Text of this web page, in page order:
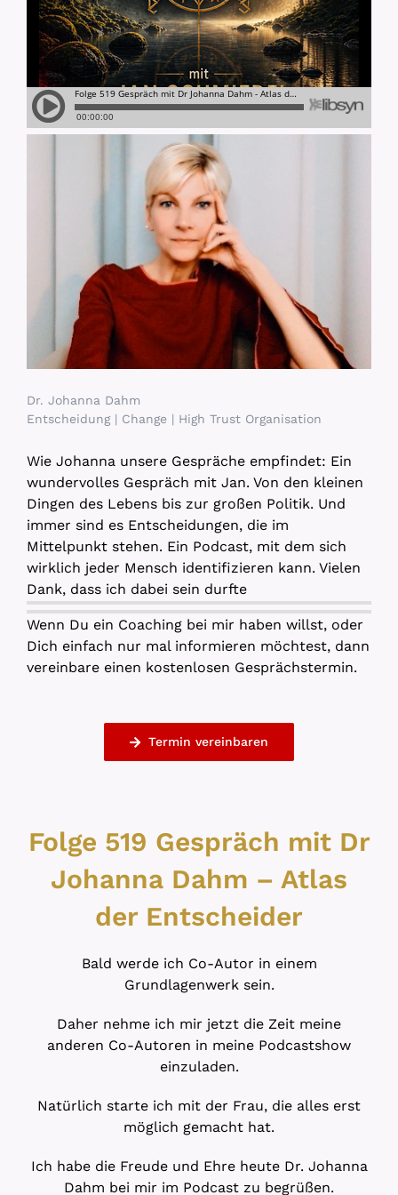
Dr. Johanna Dahm
Entscheidung | Change | High Trust Organisation
Wie Johanna unsere Gespräche empfindet: Ein
wundervolles Gespräch mit Jan. Von den kleinen
Dingen des Lebens bis zur großen Politik. Und
immer sind es Entscheidungen, die im
Mittelpunkt stehen. Ein Podcast, mit dem sich
wirklich jeder Mensch identifizieren kann. Vielen
Dank, dass ich dabei sein durfte
Wenn Du ein Coaching bei mir haben willst, oder
Dich einfach nur mal informieren möchtest, dann
vereinbare einen kostenlosen Gesprächstermin.
Termin vereinbaren
Folge 519 Gespräch mit Dr
Johanna Dahm – Atlas
der Entscheider
Bald werde ich Co-Autor in einem
Grundlagenwerk sein.
Daher nehme ich mir jetzt die Zeit meine
anderen Co-Autoren in meine Podcastshow
einzuladen.
Natürlich starte ich mit der Frau, die alles erst
möglich gemacht hat.
Ich habe die Freude und Ehre heute Dr. Johanna
Dahm bei mir im Podcast zu begrüßen.